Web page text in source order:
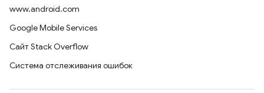
www.android.com
Google Mobile Services
Сайт Stack Overflow
Система отслеживания ошибок